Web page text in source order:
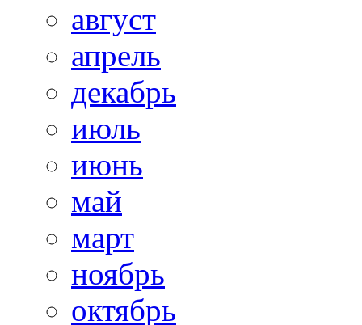
август
апрель
декабрь
июль
июнь
май
март
ноябрь
октябрь